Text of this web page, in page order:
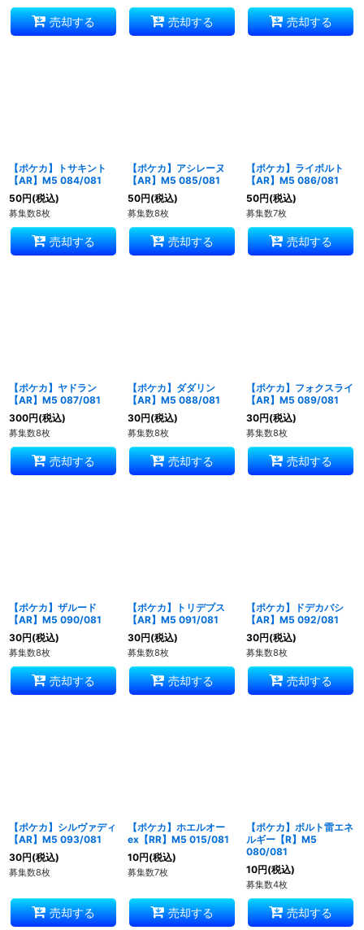
売却する 売却する 売却する
【ポケカ】トサキント
【AR】M5 084/081
50円(税込)
募集数8枚
売却する
【ポケカ】アシレーヌ
【AR】M5 085/081
50円(税込)
募集数8枚
売却する
【ポケカ】ライボルト
【AR】M5 086/081
50円(税込)
募集数7枚
売却する
【ポケカ】ヤドラン
【AR】M5 087/081
300円(税込)
募集数8枚
売却する
【ポケカ】ダダリン
【AR】M5 088/081
30円(税込)
募集数8枚
売却する
【ポケカ】フォクスライ
【AR】M5 089/081
30円(税込)
募集数8枚
売却する
【ポケカ】ザルード
【AR】M5 090/081
30円(税込)
募集数8枚
売却する
【ポケカ】トリデプス
【AR】M5 091/081
30円(税込)
募集数8枚
売却する
【ポケカ】ドデカバシ
【AR】M5 092/081
30円(税込)
募集数8枚
売却する
【ポケカ】シルヴァディ
【AR】M5 093/081
30円(税込)
募集数8枚
売却する
【ポケカ】ホエルオー
ex【RR】M5 015/081
10円(税込)
募集数7枚
売却する
【ポケカ】ボルト雷エネ
ルギー【R】M5
080/081
10円(税込)
募集数4枚
売却する